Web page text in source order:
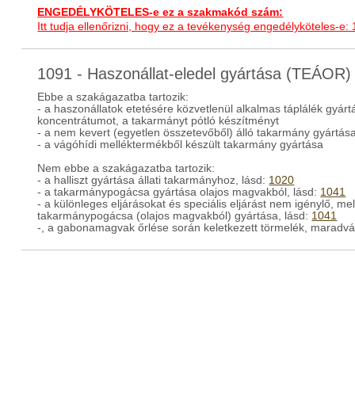
ENGEDÉLYKÖTELES-e ez a szakmakód szám:
Itt tudja ellenőrizni, hogy ez a tevékenység engedélyköteles-e:
1091 - Haszonállat-eledel gyártása (TEÁOR)
Ebbe a szakágazatba tartozik:
- a haszonállatok etetésére közvetlenül alkalmas táplálék
koncentrátumot, a takarmányt pótló készítményt
- a nem kevert (egyetlen összetevőből) álló takarmány
- a vágóhídi melléktermékből készült takarmány gyártása
Nem ebbe a szakágazatba tartozik:
- a halliszt gyártása állati takarmányhoz, lásd: 1020
- a takarmánypogácsa gyártása olajos magvakból, lásd: 1041
- a különleges eljárásokat és speciális eljárást nem igénylő,
takarmánypogácsa (olajos magvakból) gyártása, lásd: 1041
-, a gabonamagvak őrlése során keletkezett törmelék,